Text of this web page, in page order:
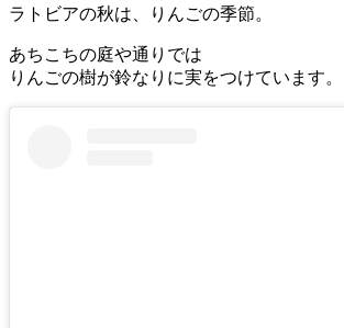
ラトビアの秋は、りんごの季節。
あちこちの庭や通りでは
りんごの樹が鈴なりに実をつけています。